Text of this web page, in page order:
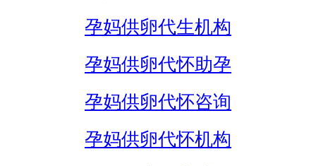
孕妈供卵代生机构
孕妈供卵代怀助孕
孕妈供卵代怀咨询
孕妈供卵代怀机构